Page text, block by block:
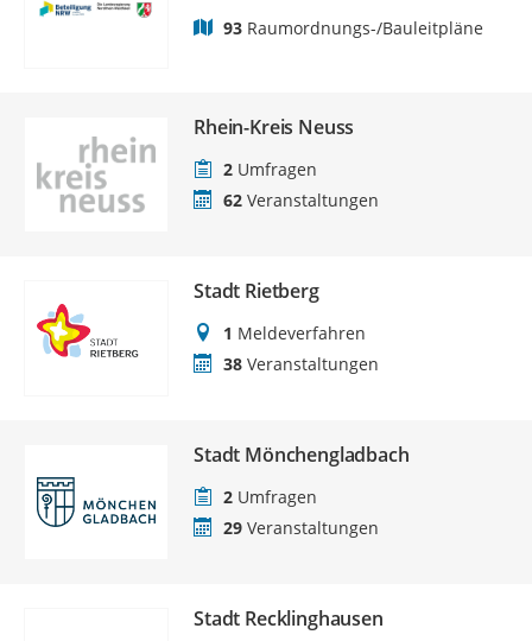
93 Raumordnungs-/Bauleitpläne
Rhein-Kreis Neuss
2 Umfragen
62 Veranstaltungen
Stadt Rietberg
1 Meldeverfahren
38 Veranstaltungen
Stadt Mönchengladbach
2 Umfragen
29 Veranstaltungen
Stadt Recklinghausen